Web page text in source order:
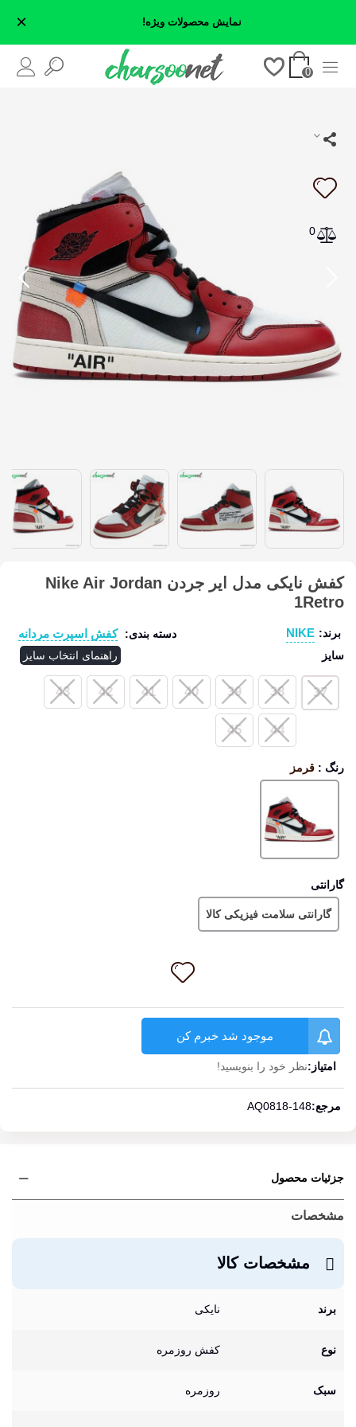
نمایش محصولات ویژه! ×
0
0
کفش نایکی مدل ایر جردن Nike Air Jordan
1Retro
برند: NIKE دسته بندی: کفش اسپرت مردانه
سایز راهنمای انتخاب سایز
37
38
39
40
41
42
43
44
45
رنگ : قرمز
گارانتی
گارانتی سلامت فیزیکی کالا
موجود شد خبرم کن
امتیاز:نظر خود را بنویسید!
مرجع:AQ0818-148
جزئیات محصول
مشخصات
مشخصات کالا
برند نایکی
نوع کفش روزمره
سبک روزمره